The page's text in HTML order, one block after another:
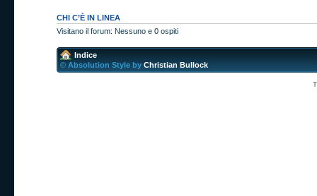
CHI C’È IN LINEA
Visitano il forum: Nessuno e 0 ospiti
Indice
© Absolution Style by Christian Bullock